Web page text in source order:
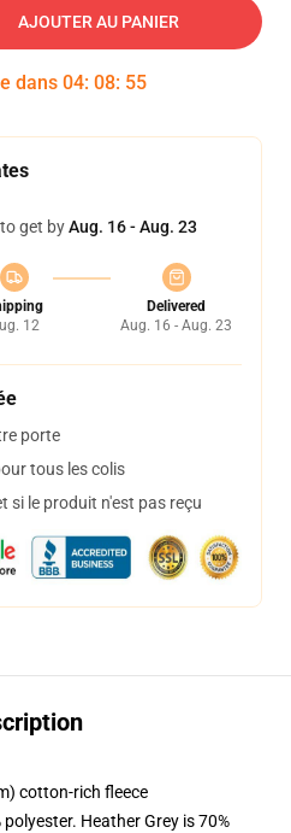
AJOUTER AU PANIER
dans 04: 08: 54
get byAug. 16 - Aug. 23
12
Delivered
Aug. 16 - Aug. 23
porte
tous les colis
si le produit n'est pas reçu
cotton-rich fleece
Heather Grey is 70%